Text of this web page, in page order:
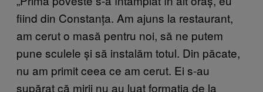
fiind din Constanța. Am ajuns la restaurant,
am cerut o masă pentru noi, să ne putem
pune sculele și să instalăm totul. Din păcate,
nu am primit ceea ce am cerut. Ei s-au
supărat că mirii nu au luat formația de la